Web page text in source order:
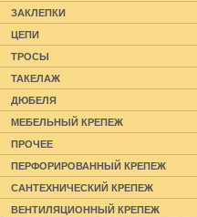
ЗАКЛЕПКИ
ЦЕПИ
ТРОСЫ
ТАКЕЛАЖ
ДЮБЕЛЯ
МЕБЕЛЬНЫЙ КРЕПЕЖ
ПРОЧЕЕ
ПЕРФОРИРОВАННЫЙ КРЕПЕЖ
САНТЕХНИЧЕСКИЙ КРЕПЕЖ
ВЕНТИЛЯЦИОННЫЙ КРЕПЕЖ